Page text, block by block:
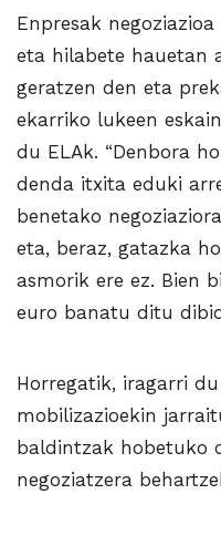
Enpresak
eta hilabete hauetan
geratzen den eta
ekarriko lukeen
du ELAk. “Denbora
denda itxita eduki
benetako
eta, beraz, gatazka
asmorik ere ez. Bien
euro banatu ditu
Horregatik, iragarri
mobilizazioekin
baldintzak hobetuko
negoziatzera